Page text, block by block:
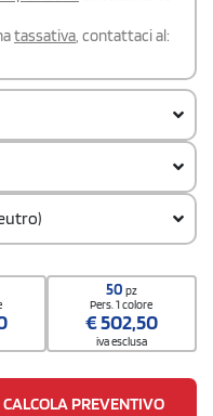
tassativa, contattaci al:
50 pz
Pers. 1 colore
€502,50
iva esclusa
CALCOLA PREVENTIVO